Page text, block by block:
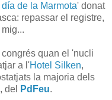
día de la Marmota' donat
repassar el registre,
congrés quan el 'nucli
a l'Hotel Silken,
la majoria dels
del
PdFeu.